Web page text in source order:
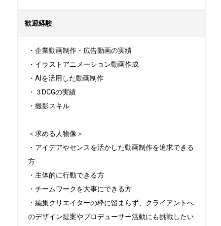
歓迎経験
・企業動画制作・広告動画の実績
・イラストアニメーション動画作成
・AIを活用した動画制作
️・３DCGの実績
・撮影スキル
＜求める人物像＞
・アイデアやセンスを活かした動画制作を追求できる
方
・主体的に行動できる方
・チームワークを大事にできる方
・編集クリエイターの枠に留まらず、クライアントへ
のデザイン提案やプロデューサー活動にも挑戦したい